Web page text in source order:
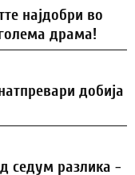
најдобри во
драма!
добија
седум разлика -